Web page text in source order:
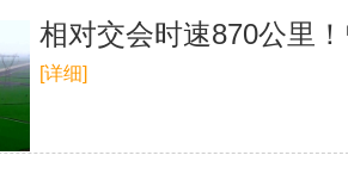
相对交会时速870公里
[详细]